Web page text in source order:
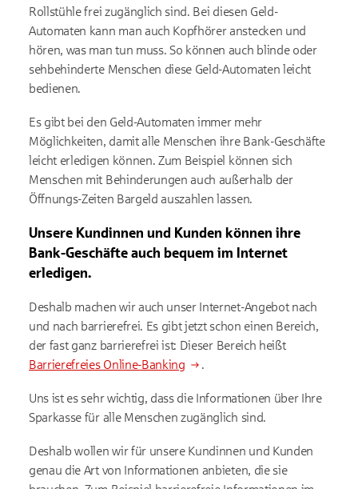
Rollstühle frei zugänglich sind. Bei diesen Geld-
Automaten kann man auch Kopfhörer anstecken und
hören, was man tun muss. So können auch blinde oder
sehbehinderte Menschen diese Geld-Automaten leicht
bedienen.
Es gibt bei den Geld-Automaten immer mehr
Möglichkeiten, damit alle Menschen ihre Bank-Geschäfte
leicht erledigen können. Zum Beispiel können sich
Menschen mit Behinderungen auch außerhalb der
Öffnungs-Zeiten Bargeld auszahlen lassen.
Unsere Kundinnen und Kunden können ihre
Bank-Geschäfte auch bequem im Internet
erledigen.
Deshalb machen wir auch unser Internet-Angebot nach
und nach barrierefrei. Es gibt jetzt schon einen Bereich,
der fast ganz barrierefrei ist: Dieser Bereich heißt
Barrierefreies Online-Banking
.
Uns ist es sehr wichtig, dass die Informationen über Ihre
Sparkasse für alle Menschen zugänglich sind.
Deshalb wollen wir für unsere Kundinnen und Kunden
genau die Art von Informationen anbieten, die sie